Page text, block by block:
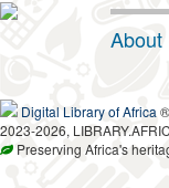
About
Digital Library of Africa
2023-2026,
Preserving Africa's